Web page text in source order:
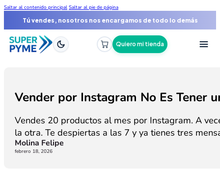
Saltar al contenido principal Saltar al pie de página
Tú vendes, nosotros nos encargamos de todo lo demás
Quiero mi tienda
Vender por Instagram No Es Tener
Vendes 20 productos al mes por Instagram. A
la otra. Te despiertas a las 7 y ya tienes tres
Molina Felipe
febrero 18, 2026